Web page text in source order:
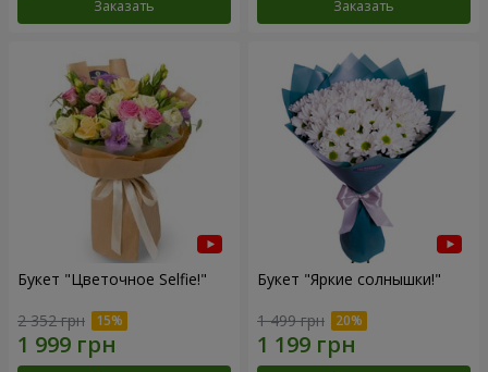
Заказать Заказать
Букет "Цветочное Selfie!"
2 352 грн
Букет "Яркие солнышки!"
1 499 грн